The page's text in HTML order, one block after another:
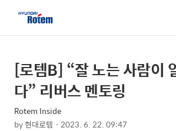
상
세
텐
본
문
제
목
[로템B] “잘 노는 사람이
다” 리버스 멘토링
Rotem Inside
by현대로템 2023. 6. 22. 09:47